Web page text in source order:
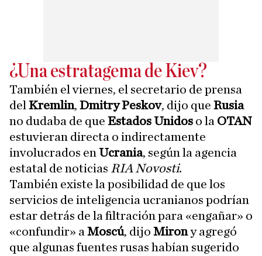
¿Una estratagema de Kiev?
También el viernes, el secretario de prensa
del Kremlin, Dmitry Peskov, dijo que Rusia
no dudaba de que Estados Unidos o la OTAN
estuvieran directa o indirectamente
involucrados en Ucrania, según la agencia
estatal de noticias RIA Novosti.
También existe la posibilidad de que los
servicios de inteligencia ucranianos podrían
estar detrás de la filtración para «engañar» o
«confundir» a Moscú, dijo Mirony agregó
que algunas fuentes rusas habían sugerido